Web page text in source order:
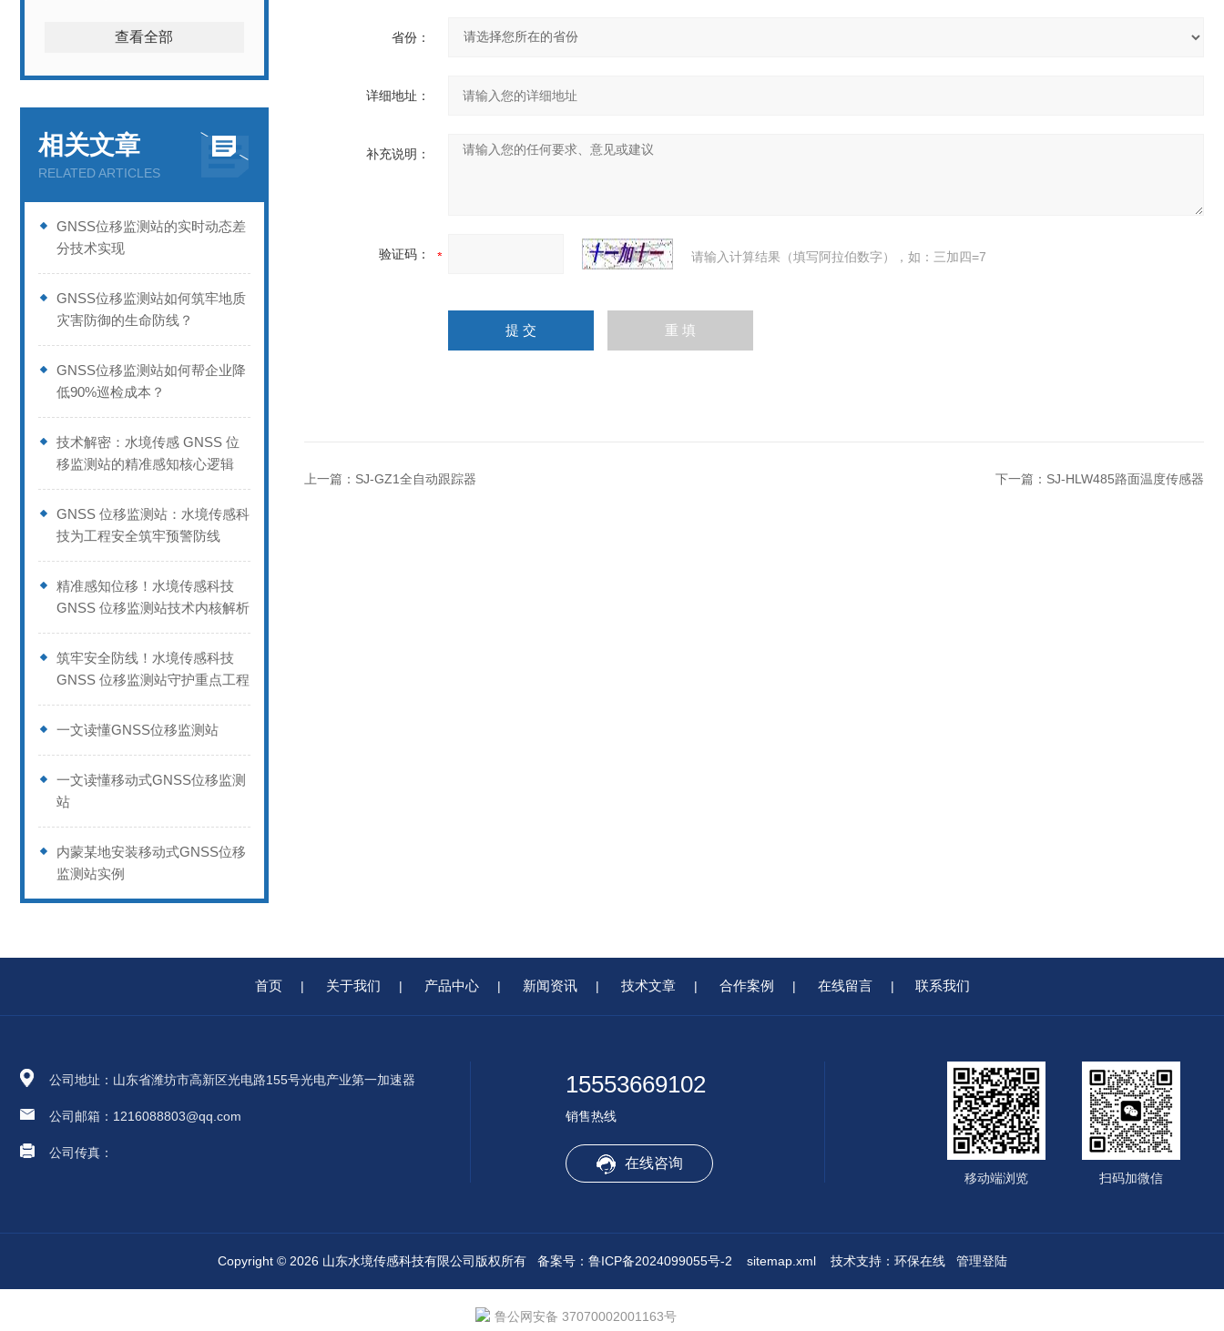
查看全部
相关文章
RELATED ARTICLES
GNSS位移监测站的实时动态差
分技术实现
GNSS位移监测站如何筑牢地质
灾害防御的生命防线？
GNSS位移监测站如何帮企业降
低90%巡检成本？
技术解密：水境传感 GNSS 位
移监测站的精准感知核心逻辑
GNSS 位移监测站：水境传感科
技为工程安全筑牢预警防线
精准感知位移！水境传感科技
GNSS 位移监测站技术内核解析
筑牢安全防线！水境传感科技
GNSS 位移监测站守护重点工程
一文读懂GNSS位移监测站
一文读懂移动式GNSS位移监测
站
内蒙某地安装移动式GNSS位移
监测站实例
省份：
详细地址：
补充说明：
验证码： 请输入计算结果（填写阿拉伯数字），如：三加四=7
上一篇： SJ-GZ1全自动跟踪器 下一篇： SJ-HLW485路面温度传感器
首页 | 关于我们 | 产品中心 | 新闻资讯 | 技术文章 | 合作案例 | 在线留言 | 联系我们
公司地址：山东省潍坊市高新区光电路155号光电产业第一加速器
公司邮箱：1216088803@qq.com
公司传真：
15553669102
销售热线
在线咨询
扫码加微信
移动端浏览
Copyright © 2026 山东水境传感科技有限公司版权所有 备案号：鲁ICP备2024099055号-2 sitemap.xml技术支持： 环保在线 管理登陆
鲁公网安备 37070002001163号